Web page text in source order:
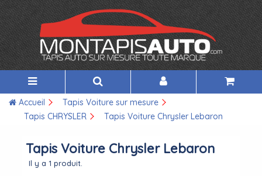
Accueil
Tapis Voiture sur mesure
Tapis CHRYSLER
Tapis Voiture Chrysler Lebaron
Tapis Voiture Chrysler Lebaron
Il y a 1 produit.